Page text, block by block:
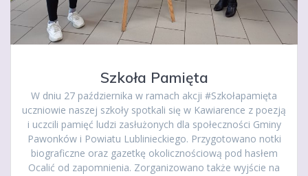
Szkoła Pamięta
W dniu 27 października w ramach akcji #Szkołapamięta
uczniowie naszej szkoły spotkali się w Kawiarence z poezją
i uczcili pamięć ludzi zasłużonych dla społeczności Gminy
Pawonków i Powiatu Lublinieckiego. Przygotowano notki
biograficzne oraz gazetkę okolicznościową pod hasłem
Ocalić od zapomnienia. Zorganizowano także wyjście na